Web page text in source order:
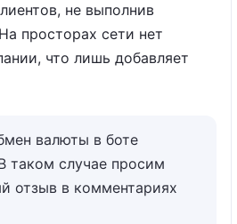
не выполнив
просторах сети нет
что лишь добавляет
валюты в боте
таком случае просим
отзыв в комментариях